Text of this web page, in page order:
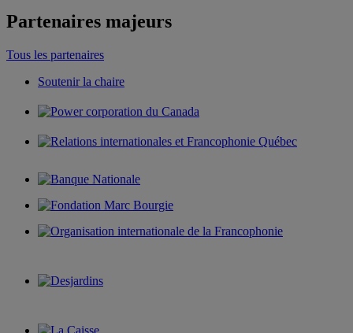
Partenaires majeurs
Tous les partenaires
Soutenir la chaire